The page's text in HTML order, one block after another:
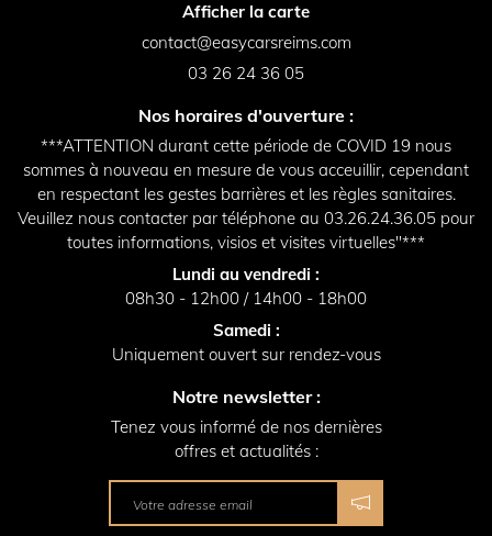
Afficher la carte
03 26 24 36 05
Nos horaires d'ouverture :
***ATTENTION durant cette période de COVID 19 nous
sommes à nouveau en mesure de vous acceuillir, cependant
en respectant les gestes barrières et les règles sanitaires.
Veuillez nous contacter par téléphone au 03.26.24.36.05 pour
toutes informations, visios et visites virtuelles"***
Lundi au vendredi :
08h30 - 12h00 / 14h00 - 18h00
Samedi :
Uniquement ouvert sur rendez-vous
Notre newsletter :
Tenez vous informé de nos dernières
offres et actualités :